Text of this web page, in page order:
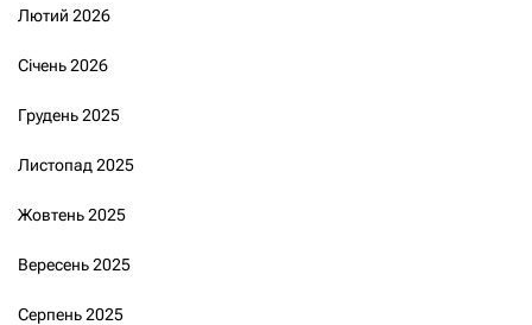
Лютий 2026
Січень 2026
Грудень 2025
Листопад 2025
Жовтень 2025
Вересень 2025
Серпень 2025